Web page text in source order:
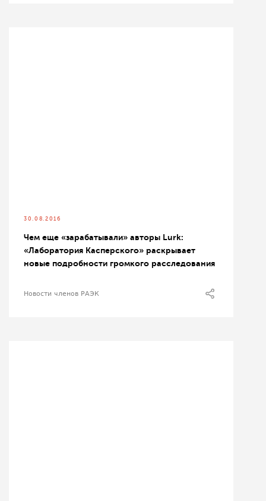
30.08.2016
Чем еще «зарабатывали» авторы Lurk:
«Лаборатория Касперского» раскрывает
новые подробности громкого расследования
Новости членов РАЭК